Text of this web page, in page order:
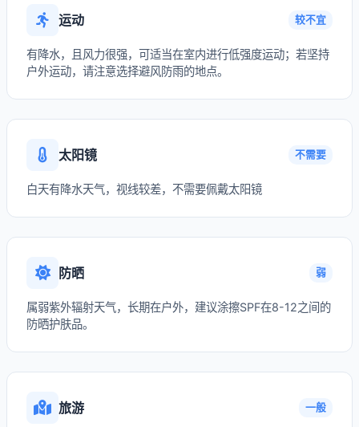
运动 较不宜
有降水，且风力很强，可适当在室内进行低强度运动；若坚持
户外运动，请注意选择避风防雨的地点。
太阳镜 不需要
白天有降水天气，视线较差，不需要佩戴太阳镜
防晒 弱
属弱紫外辐射天气，长期在户外，建议涂擦SPF在8-12之间的
防晒护肤品。
旅游 一般